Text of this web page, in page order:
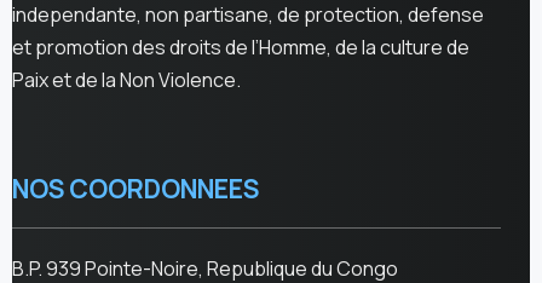
independante, non partisane, de protection, defense
et promotion des droits de l’Homme, de la culture de
Paix et de la Non Violence.
NOS COORDONNEES
B.P. 939 Pointe-Noire, Republique du Congo